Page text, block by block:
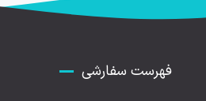
فهرست سفارشی